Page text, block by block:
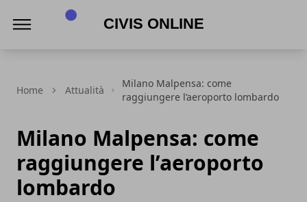
Home Attualità
Milano Malpensa: come
raggiungere l’aeroporto lombardo
Milano Malpensa: come
raggiungere l’aeroporto
lombardo